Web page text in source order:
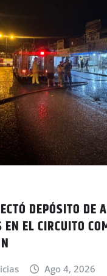
DEPÓSITO DE
EL CIRCUITO
Ago 4, 2026